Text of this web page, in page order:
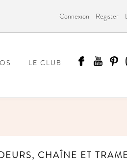
Connexion Register
LE CLUB
CHAÎNE ET